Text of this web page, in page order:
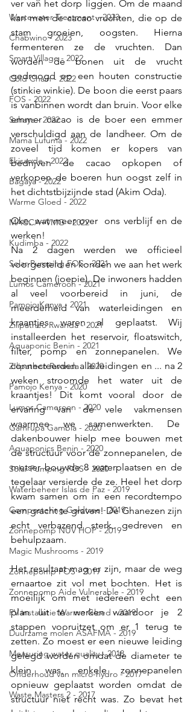
Wastewater Treatment - 2023
Chabwino - 2023
Smart Village - 2022
Cold Chain - 2022
FOS - 2022
Sahaya - 2022
Mama Lufuma - 2022
Ekisande - 2022
Bagaya - 2022
Warme Gloed - 2022
MACCA+VMG - 2022
Kudimba - 2022
Solar Pumping FOS - 2021
Lumos Cameroon - 2021
Pamojo Kenya - 2021
Zilipatheo Rwanda - 2021
Aquaponic Benin - 2021
ZIlipatheo Rwanda - 2020
Pamojo Kenya - 2020
Lumos Cameroon - 2020
Gamrupa Gambia - 2020
Aquaponics Benin - 2020
Solar Pumping FOS - 2020
Waterbeheer Islas de Paz - 2019
Compostering Goldtree - 2019
Zonnepomp NUV HOP - 2019
Magic Mushrooms - 2019
Zonnepomp FOS - 2019
Zonnepomp Aide Vulnerable - 2019
PV installatie Warme Gloed - 2019
Duurzame molen ASAFMA - 2019
Measuring water quality - 2018
Onderhoud van micro-hydro - 2017
Waste Masters 2 - 2017
ver van het dorp liggen. Om de maand
kan men de cacao vruchten, die op de
stam groeien, oogsten. Hierna
fermenteren ze de vruchten. Dan
worden de bonen uit de vrucht
gedroogd op een houten constructie
(stinkie winkie). De boon die eerst paars
is vanbinnen wordt dan bruin. Voor elke
emmer cacao is de boer een emmer
verschuldigd aan de landheer. Om de
zoveel tijd komen er kopers van
bedrijven de cacao opkopen of
verkopen de boeren hun oogst zelf in
het dichtstbijzijnde stad (Akim Oda).
Oke, wat meer over  ons verblijf en de
werken!
Na 2 dagen werden we officieel
voorgesteld en konden we aan het werk
beginnen (joepie). De inwoners hadden
al veel voorbereid in juni, de
meerderheid van waterleidingen en
kraantjes waren al geplaatst. Wij
installeerden het reservoir, floatswitch,
filter, pomp en zonnepanelen. We
connecteerden alle leidingen en ... na 2
weken stroomde het water uit de
kraantjes! Dit komt vooral door de
ervaring van de vele vakmensen
waarmee we samenwerkten. De
dakenbouwer hielp mee bouwen met
de structuur voor de zonnepanelen, de
metser bouwde 8 waterplaatsen en de
tegelaar versierde de ze. Heel het dorp
kwam samen om in een recordtempo
een gracht te graven! De Ghanezen zijn
echt verbazend sterk, gedreven en
behulpzaam.
Het resultaat mag er zijn, maar de weg
ernaartoe zit vol met bochten. Het is
moeilijk om met iedereen echt een
plan uit te werken waardoor je 2
stappen vooruitzet om er 1 terug te
zetten. Zo moest er een nieuwe leiding
gelegd worden omdat de diameter te
klein was, enkele zonnepanelen
opnieuw geplaatst worden omdat de
structuur niet recht was. Zo bevat het